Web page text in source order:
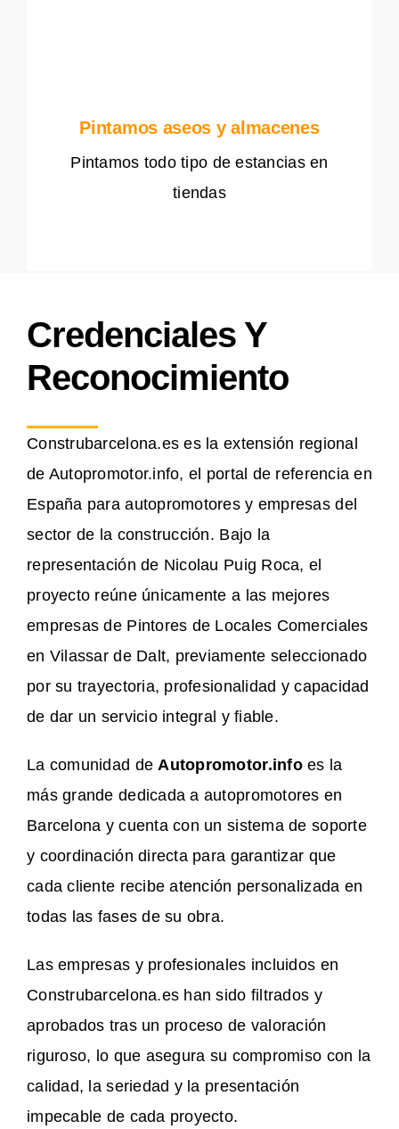
Pintamos aseos y almacenes
Pintamos todo tipo de estancias en
tiendas
Credenciales Y
Reconocimiento
Construbarcelona.es es la extensión regional
de Autopromotor.info, el portal de referencia en
España para autopromotores y empresas del
sector de la construcción. Bajo la
representación de Nicolau Puig Roca, el
proyecto reúne únicamente a las mejores
empresas de Pintores de Locales Comerciales
en Vilassar de Dalt, previamente seleccionado
por su trayectoria, profesionalidad y capacidad
de dar un servicio integral y fiable.
La comunidad de Autopromotor.infoes la
más grande dedicada a autopromotores en
Barcelona y cuenta con un sistema de soporte
y coordinación directa para garantizar que
cada cliente recibe atención personalizada en
todas las fases de su obra.
Las empresas y profesionales incluidos en
Construbarcelona.es han sido filtrados y
aprobados tras un proceso de valoración
riguroso, lo que asegura su compromiso con la
calidad, la seriedad y la presentación
impecable de cada proyecto.